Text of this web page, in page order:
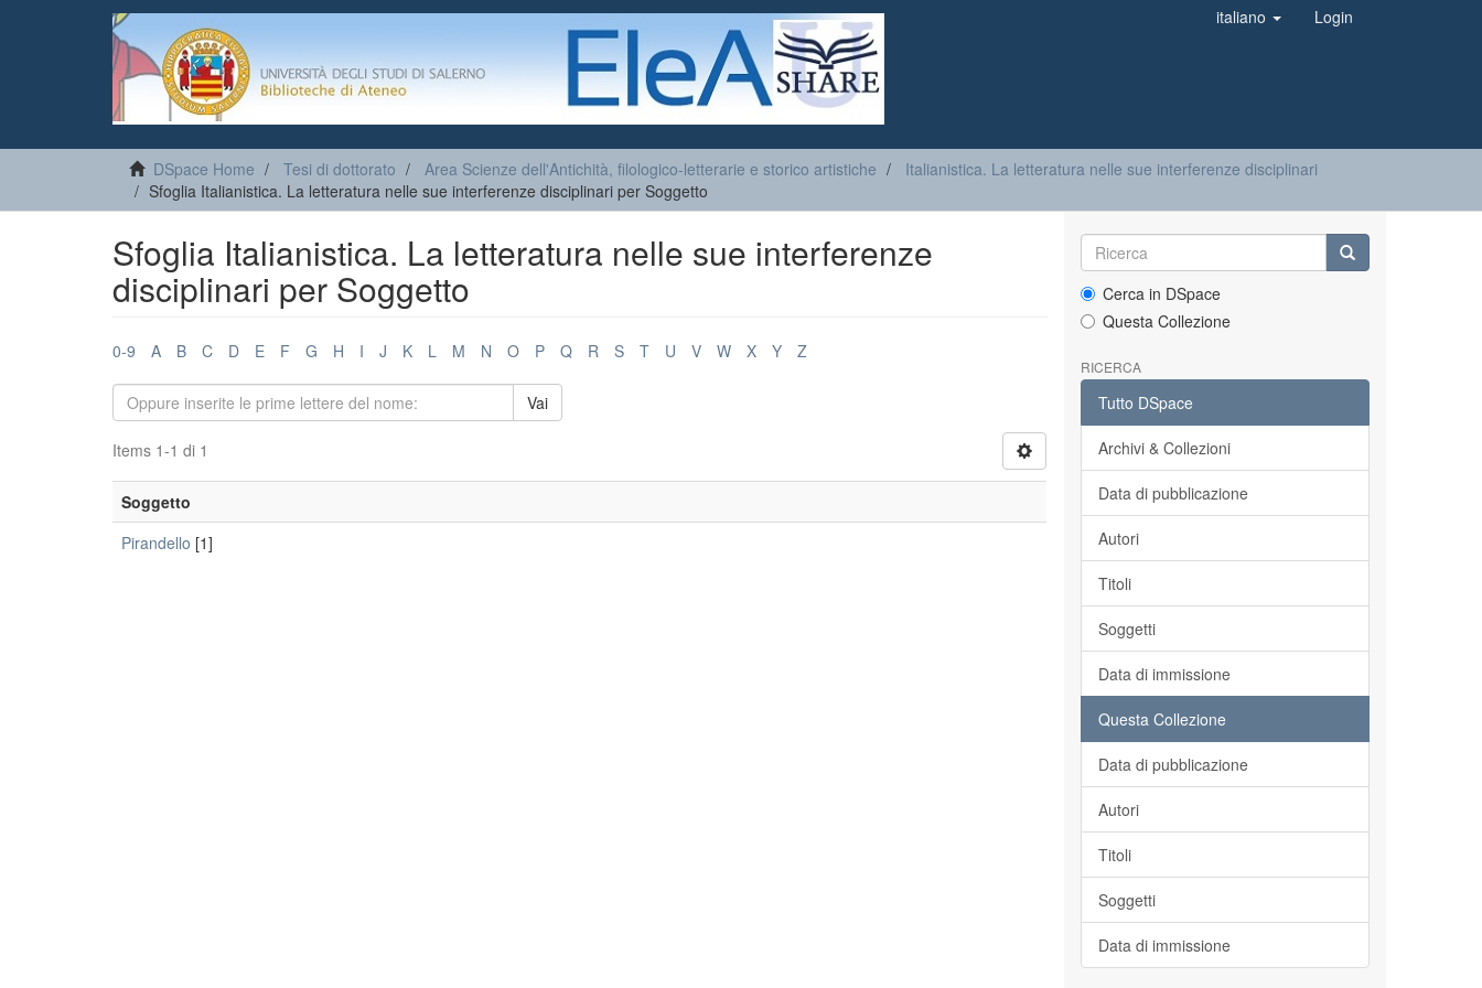
italiano Login
DSpace Home Tesi di dottorato Area Scienze dell'Antichità, filologico-letterarie e storico artistiche
Italianistica. La letteratura nelle sue interferenze disciplinari
Sfoglia Italianistica. La letteratura nelle sue interferenze disciplinari per Soggetto
Sfoglia Italianistica. La letteratura nelle sue interferenze
disciplinari per Soggetto
0-9 A B C D E F G H I J K L M N O P Q R S T U V W X Y Z
Vai
Items 1-1 di 1
Soggetto
Pirandello [1]
Cerca in DSpace
Questa Collezione
RICERCA
Tutto DSpace
Archivi & Collezioni
Data di pubblicazione
Autori
Titoli
Soggetti
Data di immissione
Questa Collezione
Data di pubblicazione
Autori
Titoli
Soggetti
Data di immissione